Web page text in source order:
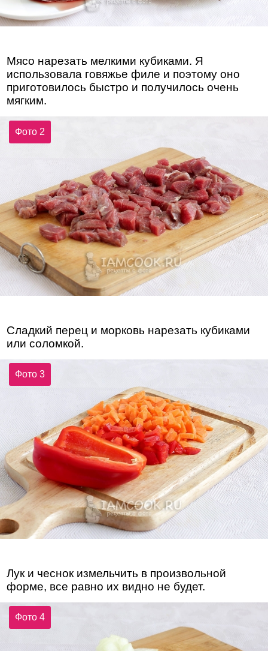
Мясо нарезать мелкими кубиками. Я
использовала говяжье филе и поэтому оно
приготовилось быстро и получилось очень
мягким.
Фото 2
Сладкий перец и морковь нарезать кубиками
или соломкой.
Фото 3
Лук и чеснок измельчить в произвольной
форме, все равно их видно не будет.
Фото 4